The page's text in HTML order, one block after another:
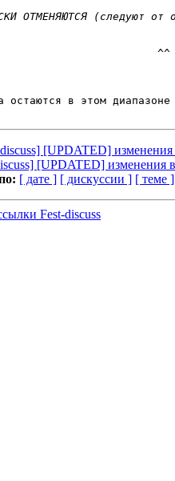
в этом диапазоне
[UPDATED]
[UPDATED] изменения
[ дате ] [ дискуссии ] [ теме ]
Fest-discuss